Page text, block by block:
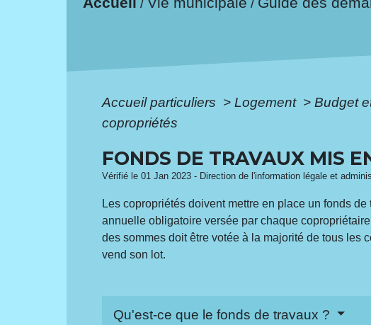
/ /
Accueil particuliers > Logement > Budget
copropriétés
FONDS DE TRAVAUX MIS
Vérifié le 01 Jan 2023 - Direction de l'information légale et
Les copropriétés doivent mettre en place un fonds
annuelle obligatoire versée par chaque
des sommes doit être votée à la majorité de tous les
vend son lot.
Qu'est-ce que le fonds de travaux ?